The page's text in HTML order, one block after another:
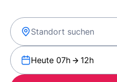
Heute 07h 12h